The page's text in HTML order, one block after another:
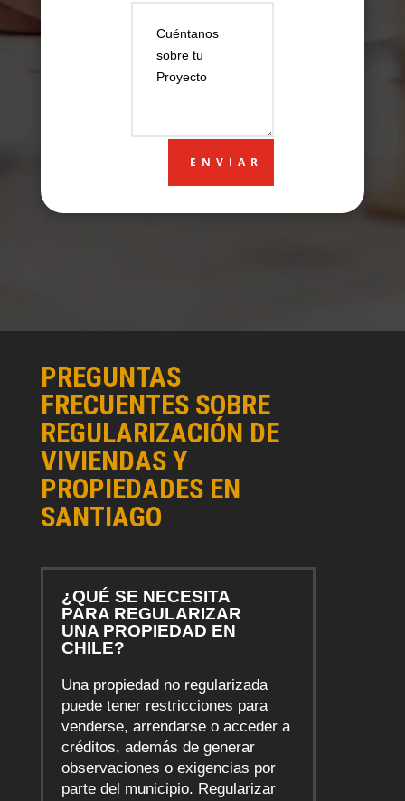
ENVIAR
PREGUNTAS
FRECUENTES SOBRE
REGULARIZACIÓN DE
VIVIENDAS Y
PROPIEDADES EN
SANTIAGO
¿QUÉ SE NECESITA
PARA REGULARIZAR
UNA PROPIEDAD EN
CHILE?
Una propiedad no regularizada
puede tener restricciones para
venderse, arrendarse o acceder a
créditos, además de generar
observaciones o exigencias por
parte del municipio. Regularizar